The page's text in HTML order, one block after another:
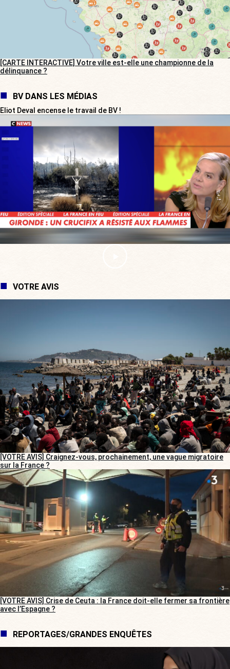
[CARTE INTERACTIVE] Votre ville est-elle une championne de la
délinquance ?
BV DANS LES MÉDIAS
Eliot Deval encense le travail de BV !
VOTRE AVIS
[VOTRE AVIS] Craignez-vous, prochainement, une vague migratoire
sur la France ?
[VOTRE AVIS] Crise de Ceuta : la France doit-elle fermer sa frontière
avec l’Espagne ?
REPORTAGES/GRANDES ENQUÊTES